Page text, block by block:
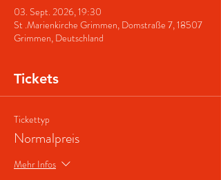
03. Sept. 2026, 19:30
St .Marienkirche Grimmen, Domstraße 7, 18507
Grimmen, Deutschland
Tickets
Tickettyp
Normalpreis
Mehr Infos